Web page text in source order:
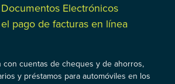
Electrónicos
pago de facturas en línea
con cuentas de cheques y de ahorros,
y préstamos para automóviles en los